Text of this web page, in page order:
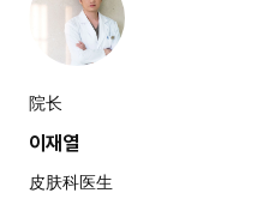
院长
이재열
皮肤科医生